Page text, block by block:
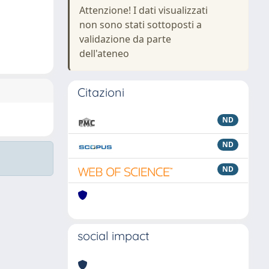
Attenzione! I dati visualizzati
non sono stati sottoposti a
validazione da parte
dell'ateneo
Citazioni
ND
ND
ND
social impact